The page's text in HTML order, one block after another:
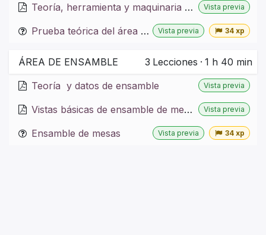
Teoría, herramienta y maquinaria de doblez
Vista previa
Prueba teórica del área de doblez Vista previa 34 xp
ÁREA DE ENSAMBLE 3 Lecciones · 1 h 40 min
Teoría y datos de ensamble
Vista previa
Vistas básicas de ensamble de mesas Vista previa
Ensamble de mesas Vista previa 34 xp